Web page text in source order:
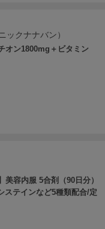
ックナナバン）
オン1800mg＋ビタミン
美容内服 5合剤（90日分）
ステインなど5種類配合/定